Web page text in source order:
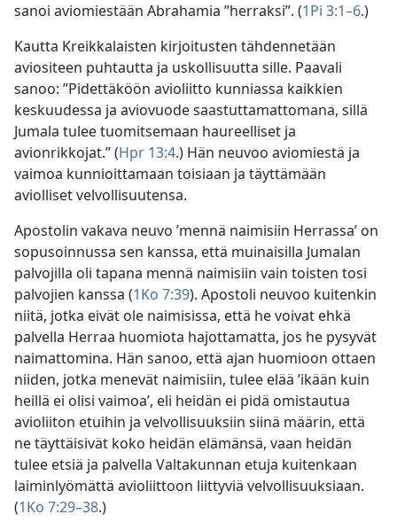
sanoi aviomiestään Abrahamia ”herraksi”. (1Pi 3:1–6.)
Kautta Kreikkalaisten kirjoitusten tähdennetään
aviositeen puhtautta ja uskollisuutta sille. Paavali
sanoo: ”Pidettäköön avioliitto kunniassa kaikkien
keskuudessa ja aviovuode saastuttamattomana, sillä
Jumala tulee tuomitsemaan haureelliset ja
avionrikkojat.” (Hpr 13:4.) Hän neuvoo aviomiestä ja
vaimoa kunnioittamaan toisiaan ja täyttämään
aviolliset velvollisuutensa.
Apostolin vakava neuvo ’mennä naimisiin Herrassa’ on
sopusoinnussa sen kanssa, että muinaisilla Jumalan
palvojilla oli tapana mennä naimisiin vain toisten tosi
palvojien kanssa (1Ko 7:39). Apostoli neuvoo kuitenkin
niitä, jotka eivät ole naimisissa, että he voivat ehkä
palvella Herraa huomiota hajottamatta, jos he pysyvät
naimattomina. Hän sanoo, että ajan huomioon ottaen
niiden, jotka menevät naimisiin, tulee elää ’ikään kuin
heillä ei olisi vaimoa’, eli heidän ei pidä omistautua
avioliiton etuihin ja velvollisuuksiin siinä määrin, että
ne täyttäisivät koko heidän elämänsä, vaan heidän
tulee etsiä ja palvella Valtakunnan etuja kuitenkaan
laiminlyömättä avioliittoon liittyviä velvollisuuksiaan.
(1Ko 7:29–38.)